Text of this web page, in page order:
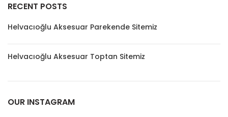
RECENT POSTS
Helvacıoğlu Aksesuar Parekende Sitemiz
Helvacıoğlu Aksesuar Toptan Sitemiz
OUR INSTAGRAM